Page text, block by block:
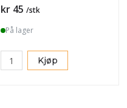
Pris
kr 45 /stk
På lager
Kjøp